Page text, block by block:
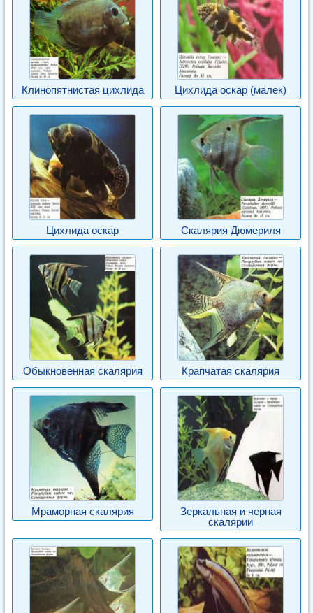
Клинопятнистая цихлида Цихлида оскар (малек)
Цихлида оскар Скалярия Дюмериля
Обыкновенная скалярия Крапчатая скалярия
Мраморная скалярия
Зеркальная и черная
скалярии